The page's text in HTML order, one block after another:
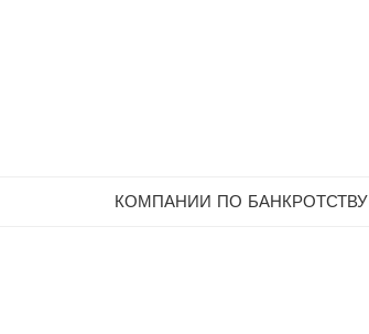
КОМПАНИИ ПО БАНКРОТСТВУ